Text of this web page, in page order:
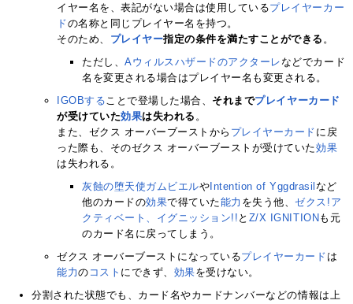
イヤー名を、表記がない場合は使用しているプレイヤーカー
ドの名称と同じプレイヤー名を持つ。
そのため、 プレイヤー指定の条件を満たすことができる 。
ただし、Aウィルスハザードのアクターレなどでカード
名を変更される場合はプレイヤー名も変更される。
IGOBすることで登場した場合、 それまでプレイヤーカード
が受けていた効果は失われる 。
また、ゼクス オーバーブーストから プレイヤーカード に戻
った際も、そのゼクス オーバーブーストが受けていた効果
は失われる。
灰蝕の堕天使ガムビエルや Intention of Yggdrasil など
他のカードの効果で得ていた能力 を失う他、ゼクス!ア
クティベート、イグニッション!! と Z/X IGNITION も元
のカード名に戻ってしまう。
ゼクス オーバーブーストになっているプレイヤーカード は
能力の コスト にできず、 効果を受けない。
分割された状態でも、カード名やカードナンバーなどの情報は上